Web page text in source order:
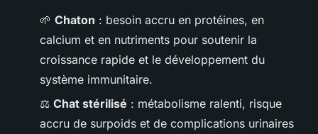
🌱 Chaton : besoin accru en protéines, en
calcium et en nutriments pour soutenir la
croissance rapide et le développement du
système immunitaire.
⚖️ Chat stérilisé : métabolisme ralenti, risque
accru de surpoids et de complications urinaires